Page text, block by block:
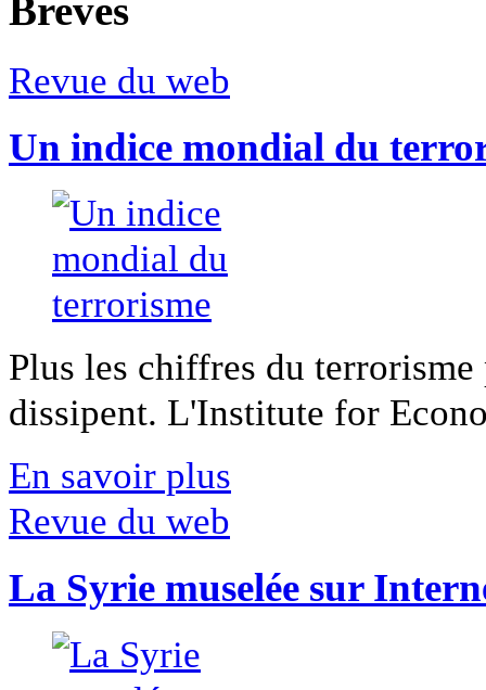
Breves
Revue du web
Un indice mondial du
Plus les chiffres du
dissipent. L'Institute for
En savoir plus
Revue du web
La Syrie muselée sur